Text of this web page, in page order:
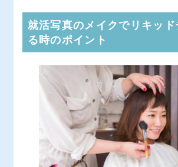
就活写真のメイクでリキッ
る時のポイント